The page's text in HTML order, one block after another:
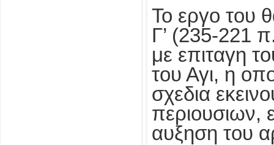
Το εργο του
Γ’ (235-221
με επιταγη
του Αγι, η
σχεδια
περιουσιων,
αυξηση του